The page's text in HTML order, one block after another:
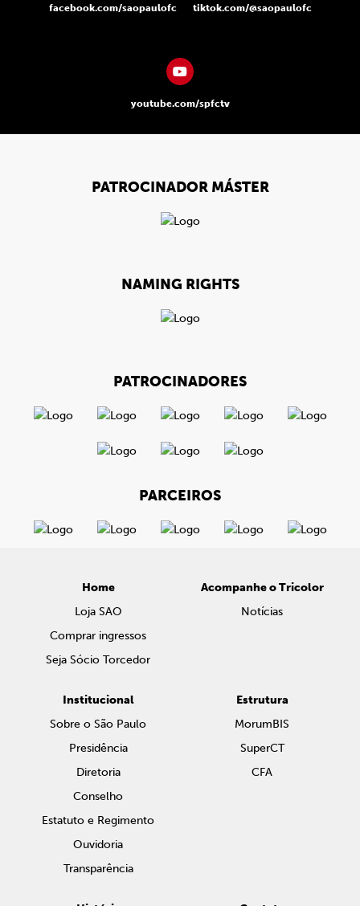
facebook.com/saopaulofc tiktok.com/@saopaulofc
youtube.com/spfctv
PATROCINADOR MÁSTER
NAMING RIGHTS
PATROCINADORES
PARCEIROS
Home
Loja SAO
Comprar ingressos
Seja Sócio Torcedor
Acompanhe o Tricolor
Notícias
Institucional
Sobre o São Paulo
Presidência
Diretoria
Conselho
Estatuto e Regimento
Ouvidoria
Transparência
Estrutura
MorumBIS
SuperCT
CFA